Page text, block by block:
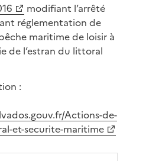
modifiant l’arrêté
réglementation de
maritime de loisir à
de l’estran du littoral
:
Actions-de-
et-securite-maritime